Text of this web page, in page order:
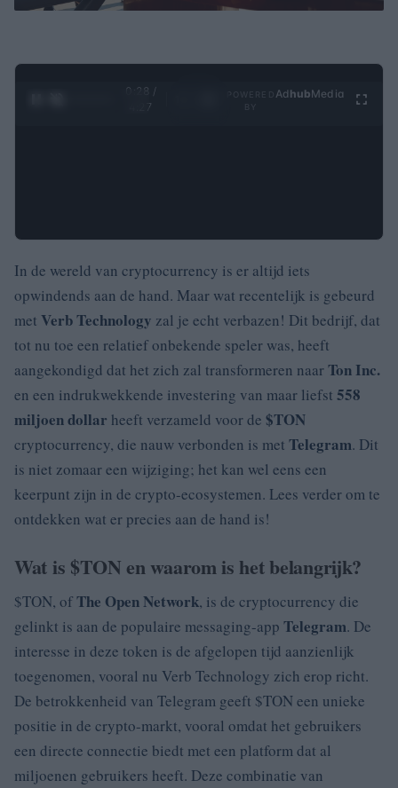
0:29 /
4:27
Ad hubMedia
In de wereld van cryptocurrency is er altijd iets
opwindends aan de hand. Maar wat recentelijk is gebeurd
met Verb Technology zal je echt verbazen! Dit bedrijf, dat
tot nu toe een relatief onbekende speler was, heeft
aangekondigd dat het zich zal transformeren naarTon Inc.
en een indrukwekkende investering van maar liefst 558
miljoen dollar heeft verzameld voor de $TON
cryptocurrency, die nauw verbonden is met Telegram. Dit
is niet zomaar een wijziging; het kan wel eens een
keerpunt zijn in de crypto-ecosystemen. Lees verder om te
ontdekken wat er precies aan de hand is!
Wat is $TON en waarom is het belangrijk?
$TON, ofThe Open Network, is de cryptocurrency die
gelinkt is aan de populaire messaging-app Telegram. De
interesse in deze token is de afgelopen tijd aanzienlijk
toegenomen, vooral nu Verb Technology zich erop richt.
De betrokkenheid van Telegram geeft $TON een unieke
positie in de crypto-markt, vooral omdat het gebruikers
een directe connectie biedt met een platform dat al
miljoenen gebruikers heeft. Deze combinatie van